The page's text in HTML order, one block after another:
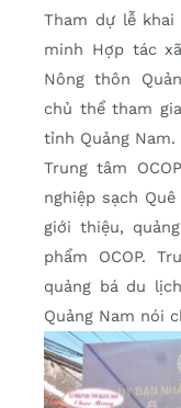
Tham dự lễ
minh Hợp tác
Nông thôn
chủ thể tham
tỉnh Quảng Nam.
Trung tâm
nghiệp sạch
giới thiệu,
phẩm OCOP.
quảng bá du
Quảng Nam nói